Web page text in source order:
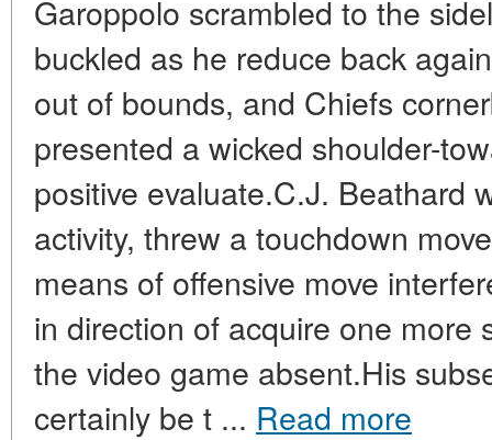
Garoppolo scrambled to the
buckled as he reduce back
out of bounds, and Chiefs
presented a wicked shoulder-
positive evaluate.C.J. Beathard
activity, threw a touchdown
means of offensive move
in direction of acquire one more
the video game absent.His
certainly be t ... Read more